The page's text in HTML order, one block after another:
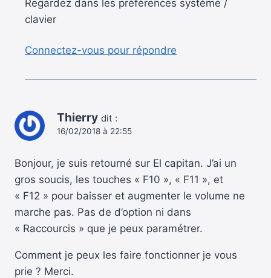
Regardez dans les préférences système /
clavier
Connectez-vous pour répondre
Thierry dit :
16/02/2018 à 22:55
Bonjour, je suis retourné sur El capitan. J’ai un
gros soucis, les touches « F10 », « F11 », et
« F12 » pour baisser et augmenter le volume ne
marche pas. Pas de d’option ni dans
« Raccourcis » que je peux paramétrer.
Comment je peux les faire fonctionner je vous
prie ? Merci.